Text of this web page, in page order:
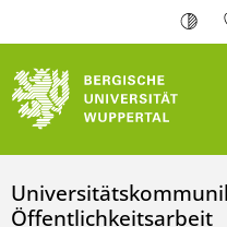
Öffentlichkeitsarbeit